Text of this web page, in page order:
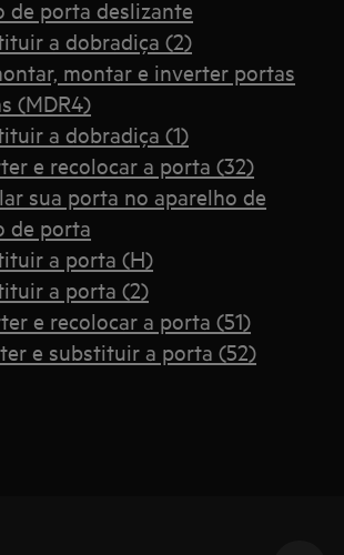
de porta deslizante
a dobradiça (2)
montar e inverter portas
(MDR4)
a dobradiça (1)
e recolocar a porta (32)
sua porta no aparelho de
de porta
a porta (H)
a porta (2)
e recolocar a porta (51)
e substituir a porta (52)